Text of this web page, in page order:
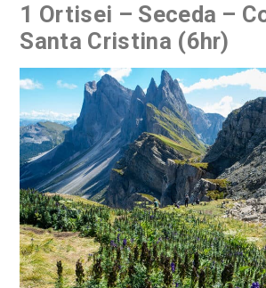
1 Ortisei – Seceda –
Santa Cristina (6hr)